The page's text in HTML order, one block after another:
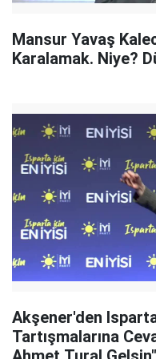
Mansur Yavaş
Karalamak. Niye?
Akşener'den
Tartışmalarına